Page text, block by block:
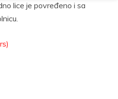
lice je povređeno i sa